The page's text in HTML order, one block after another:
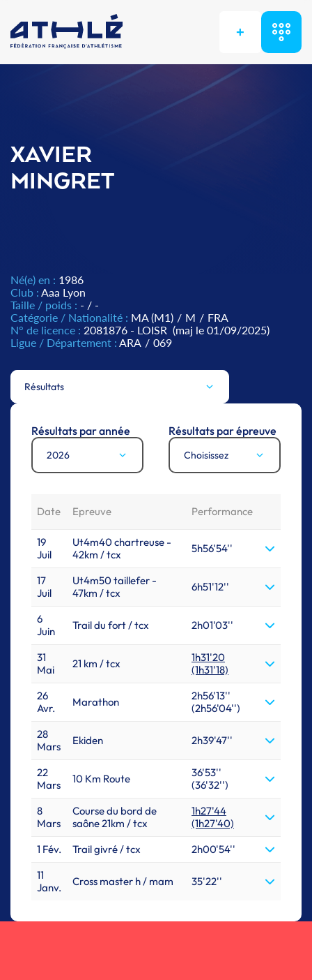
+
XAVIER
MINGRET
Né(e) en : 1986
Club : Aaa Lyon
Taille / poids : - / -
Catégorie / Nationalité : MA (M1) / M / FRA
N° de licence : 2081876 - LOISR (maj le 01/09/2025)
Ligue / Département : ARA / 069
Résultats
Résultats par année
2026
Résultats par épreuve
Choisissez
Date Epreuve Performance
19
Juil
Ut4m40 chartreuse -
42km / tcx
5h56'54''
17
Juil
Ut4m50 taillefer -
47km / tcx
6h51'12''
6
Juin
Trail du fort / tcx 2h01'03''
31
Mai
21 km / tcx
1h31'20
(1h31'18)
26
Avr.
Marathon
2h56'13''
(2h56'04'')
28
Mars
Ekiden 2h39'47''
22
Mars
10 Km Route
36'53''
(36'32'')
8
Mars
Course du bord de
saône 21km / tcx
1h27'44
(1h27'40)
1 Fév.
Trail givré / tcx
2h00'54''
11
Janv.
Cross master h / mam 35'22''